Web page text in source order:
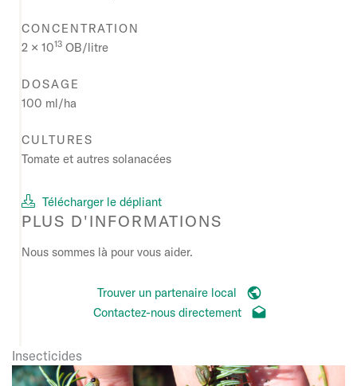
CONCENTRATION
2 × 1013 OB/litre
DOSAGE
100 ml/ha
CULTURES
Tomate et autres solanacées
Télécharger le dépliant
PLUS D'INFORMATIONS
Nous sommes là pour vous aider.
Trouver un partenaire local
Contactez-nous directement
Insecticides